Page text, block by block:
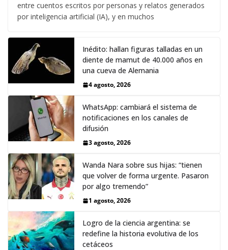
entre cuentos escritos por personas y relatos generados
por inteligencia artificial (IA), y en muchos
Inédito: hallan figuras talladas en un
diente de mamut de 40.000 años en
una cueva de Alemania
4 agosto, 2026
WhatsApp: cambiará el sistema de
notificaciones en los canales de
difusión
3 agosto, 2026
Wanda Nara sobre sus hijas: “tienen
que volver de forma urgente. Pasaron
por algo tremendo”
1 agosto, 2026
Logro de la ciencia argentina: se
redefine la historia evolutiva de los
cetáceos